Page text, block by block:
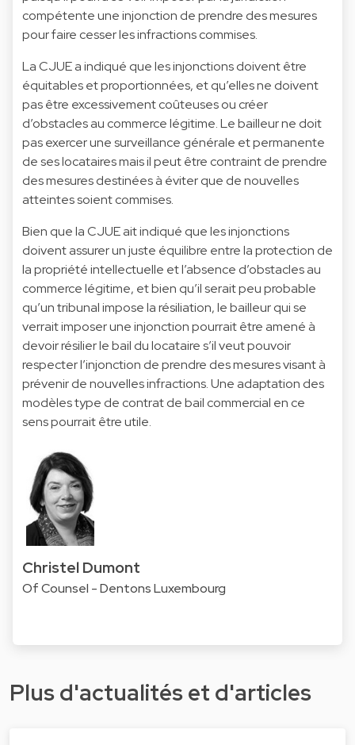
compétente une injonction de prendre des mesures
pour faire cesser les infractions commises.
La CJUE a indiqué que les injonctions doivent être
équitables et proportionnées, et qu’elles ne doivent
pas être excessivement coûteuses ou créer
d’obstacles au commerce légitime. Le bailleur ne doit
pas exercer une surveillance générale et permanente
de ses locataires mais il peut être contraint de prendre
des mesures destinées à éviter que de nouvelles
atteintes soient commises.
Bien que la CJUE ait indiqué que les injonctions
doivent assurer un juste équilibre entre la protection de
la propriété intellectuelle et l’absence d’obstacles au
commerce légitime, et bien qu’il serait peu probable
qu’un tribunal impose la résiliation, le bailleur qui se
verrait imposer une injonction pourrait être amené à
devoir résilier le bail du locataire s’il veut pouvoir
respecter l’injonction de prendre des mesures visant à
prévenir de nouvelles infractions. Une adaptation des
modèles type de contrat de bail commercial en ce
sens pourrait être utile.
Christel Dumont
Of Counsel - Dentons Luxembourg
Plus d'actualités et d'articles